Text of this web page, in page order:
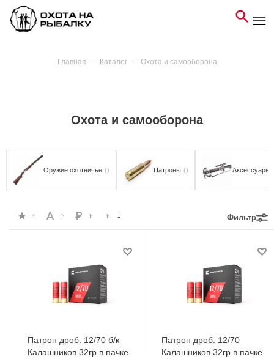
Главная - Каталог - Охота и самооборона
Охота и самооборона
Оружие охотничье () Патроны () Аксессуары
Фильтр
Патрон дроб. 12/70 б/к
Калашников 32гр в пачке
Патрон дроб. 12/70
Калашников 32гр в пачке